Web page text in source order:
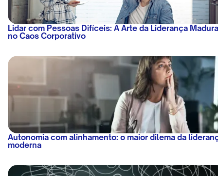
Lidar com Pessoas Difíceis: A Arte da Liderança Madura
no Caos Corporativo
Autonomia com alinhamento: o maior dilema da
moderna